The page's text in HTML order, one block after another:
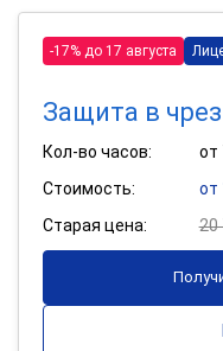
-17% до 17 августа
Защита в
Кол-во часов:
от
Стоимость:
от
Старая цена:
20